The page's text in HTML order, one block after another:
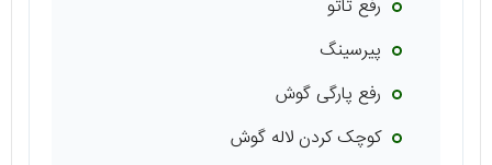
رفع تاتو
پیرسینگ
رفع پارگی گوش
کوچک کردن لاله گوش